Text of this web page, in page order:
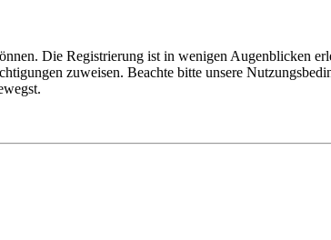
Die Registrierung ist in wenigen Augenblicken
zuweisen. Beachte bitte unsere